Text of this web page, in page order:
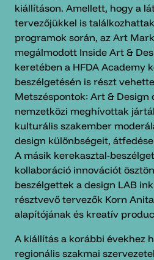
kiállításon. Amellett, hogy a
tervezőjükkel is
programok során, az Art
megálmodott Inside Art &
keretében a HFDA Academy
beszélgetésén is részt
Metszéspontok: Art & Design
nemzetközi meghívottak
kulturális szakember
design különbségeit,
A másik kerekasztal-
kollaboráció innovációt
beszélgettek a design LAB
résztvevő tervezők Korn
alapítójának és kreatív
A kiállítás a korábbi évekhez
regionális szakmai